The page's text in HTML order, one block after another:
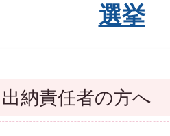
選挙
納責任者の方へ